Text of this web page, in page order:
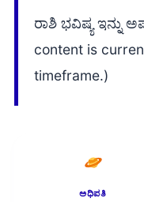
ರಾಶಿ ಭವಿಷ್ಯ ಇನ್ನು
content is
timeframe.)
ಅಧಿಪತಿ